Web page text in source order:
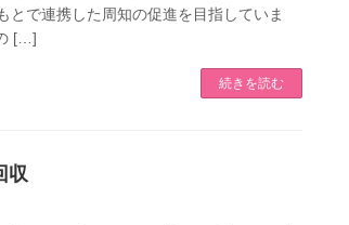
とで連携した周知の促進を目指していま
[…]
続きを読む
収